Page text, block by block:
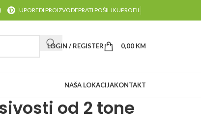
UPOREDI PROIZVODEPRATI POŠILJKUPROFIL
LOGIN / REGISTER 0,00 KM
NAŠA LOKACIJAKONTAKT
od 2 tone